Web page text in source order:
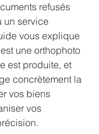
refusés
un service
vous explique
une orthophoto
est produite, et
concrètement la
vos biens
vos